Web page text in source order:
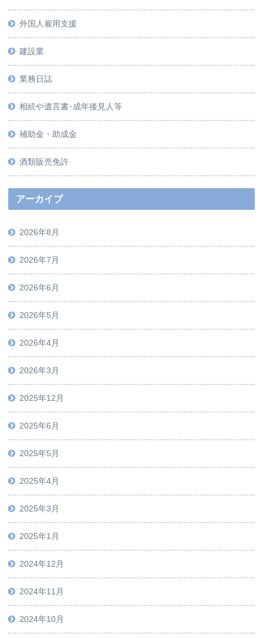
外国人雇用支援
建設業
業務日誌
相続や遺言書･成年後見人等
補助金・助成金
酒類販売免許
アーカイブ
2026年8月
2026年7月
2026年6月
2026年5月
2026年4月
2026年3月
2025年12月
2025年6月
2025年5月
2025年4月
2025年3月
2025年1月
2024年12月
2024年11月
2024年10月